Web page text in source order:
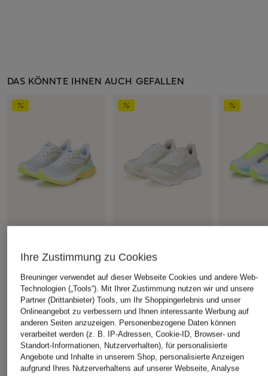
DAS KÖNNTE IHNEN AUCH GEFALLEN
Laufschuhe ENDORPHIN
CHF 179
Ursprünglich:CHF 239
Laufschuhe ENDORPHIN
CHF 159
Ursprünglich:CHF 189
CHF 139
Ursprünglich:
ÄHNLICHE ARTIKEL ENTDECKEN
Ihre Zustimmung zu Cookies
Breuninger verwendet auf dieser Webseite Cookies und andere Web-
Technologien („Tools“). Mit Ihrer Zustimmung nutzen wir und unsere
Partner (Drittanbieter) Tools, um Ihr Shoppingerlebnis und unser
Onlineangebot zu verbessern und Ihnen interessante Werbung auf
anderen Seiten anzuzeigen. Personenbezogene Daten können
verarbeitet werden (z. B. IP-Adressen, Cookie-ID, Browser- und
Standort-Informationen, Nutzerverhalten), für personalisierte
Angebote und Inhalte in unserem Shop, personalisierte Anzeigen
aufgrund Ihres Nutzerverhaltens auf unserer Webseite, Analyse